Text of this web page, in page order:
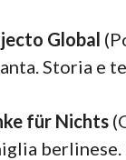
Global
Storia e
für Nichts